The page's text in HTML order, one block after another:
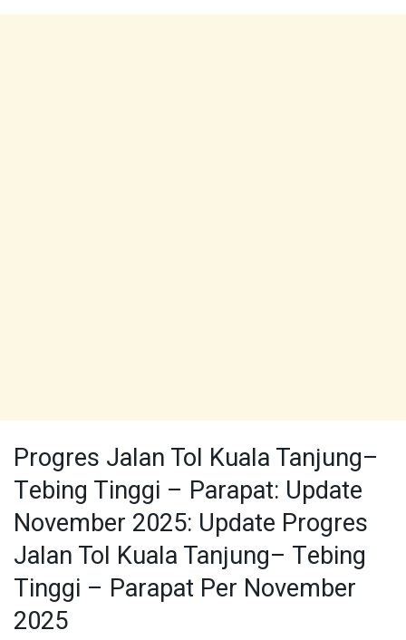
Progres Jalan Tol Kuala Tanjung–
Tebing Tinggi – Parapat: Update
November 2025: Update Progres
Jalan Tol Kuala Tanjung– Tebing
Tinggi – Parapat Per November
2025